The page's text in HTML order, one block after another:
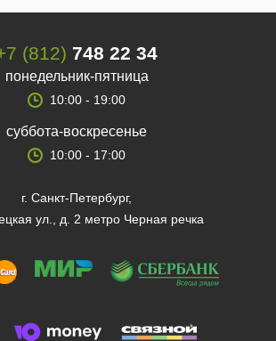
(812) 748 22 34
понедельник-пятница
10:00 - 19:00
суббота-воскресенье
10:00 - 17:00
г. Санкт-Петербург,
ул., д. 2 метро Черная речка